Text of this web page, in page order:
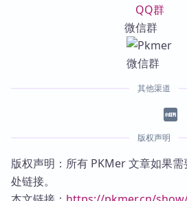
QQ群
微信群
其他渠道
版权声明
版权声明：所有 PKMer 文章如果
处链接。